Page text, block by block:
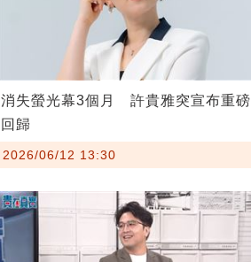
消失螢光幕3個月 許貴雅突宣布重磅
回歸
2026/06/12 13:30